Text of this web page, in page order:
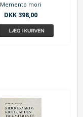
Memento mori
DKK 398,00